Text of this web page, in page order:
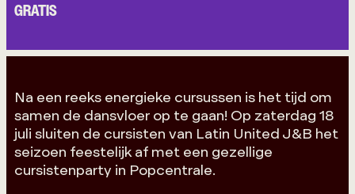
GRATIS
Na een reeks energieke cursussen is het tijd om
samen de dansvloer op te gaan! Op zaterdag 18
juli sluiten de cursisten van Latin United J&B het
seizoen feestelijk af met een gezellige
cursistenparty in Popcentrale.